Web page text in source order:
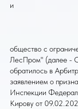
и
общество с
ЛесПром" (далее -
обратилось в
заявлением о
Инспекции
Кирову от